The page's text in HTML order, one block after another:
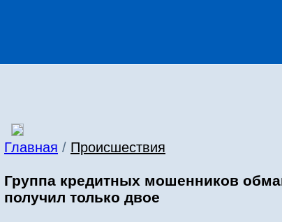
Главная / Происшествия
Группа кредитных мошенников
получил только двое